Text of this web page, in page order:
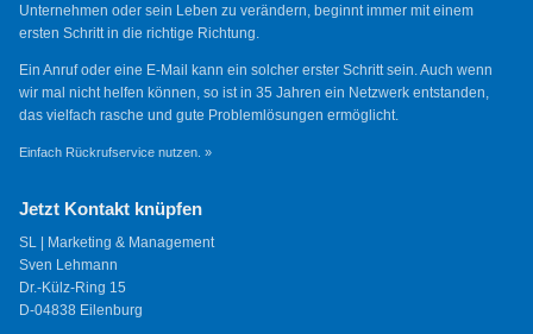
Unternehmen oder sein Leben zu verändern, beginnt immer mit einem
ersten Schritt in die richtige Richtung.
Ein Anruf oder eine E-Mail kann ein solcher erster Schritt sein. Auch wenn
wir mal nicht helfen können, so ist in 35 Jahren ein Netzwerk entstanden,
das vielfach rasche und gute Problemlösungen ermöglicht.
Einfach Rückrufservice nutzen. »
Jetzt Kontakt knüpfen
SL | Marketing & Management
Sven Lehmann
Dr.-Külz-Ring 15
D-04838 Eilenburg